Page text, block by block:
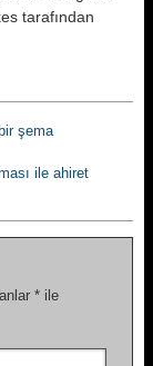
tarafından
şema
ile ahiret
* ile